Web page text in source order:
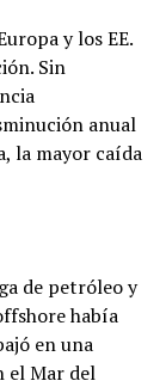
y los EE.
Sin
anual
la mayor caída
de petróleo y
había
en una
el Mar del